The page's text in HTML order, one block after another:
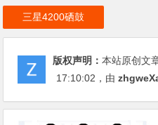
三星4200硒鼓
版权声明：本站原创文
17:10:02 ，由